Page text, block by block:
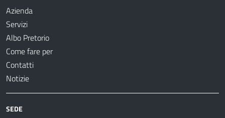
Azienda
Servizi
Albo Pretorio
Come fare per
Contatti
Notizie
SEDE